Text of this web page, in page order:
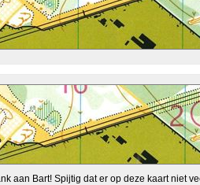
aan Bart! Spijtig dat er op deze kaart niet